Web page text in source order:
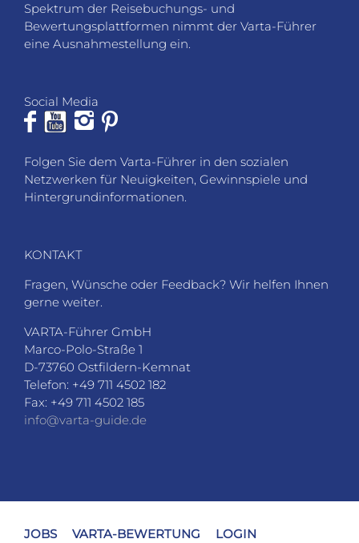
Spektrum der Reisebuchungs- und
Bewertungsplattformen nimmt der Varta-Führer
eine Ausnahmestellung ein.
Social Media
Folgen Sie dem Varta-Führer in den sozialen
Netzwerken für Neuigkeiten, Gewinnspiele und
Hintergrundinformationen.
KONTAKT
Fragen, Wünsche oder Feedback? Wir helfen Ihnen
gerne weiter.
VARTA-Führer GmbH
Marco-Polo-Straße 1
D-73760 Ostfildern-Kemnat
Telefon: +49 711 4502 182
Fax: +49 711 4502 185
info@varta-guide.de
JOBS VARTA-BEWERTUNG LOGIN